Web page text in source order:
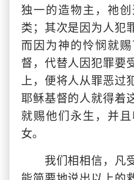
独一的造物主，祂
类；其次是因为人犯
而因为神的怜悯就
督，代替人因犯罪要
上，便将人从罪恶过
耶稣基督的人就得着
就赐他们永生，并
女。
我们相相信，凡受